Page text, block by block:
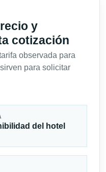
y
cotización
observada para
para solicitar
del hotel